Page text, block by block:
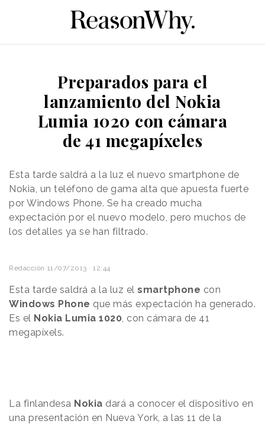
Preparados para el
lanzamiento del Nokia
Lumia 1020 con cámara
de 41 megapíxeles
Esta tarde saldrá a la luz el nuevo smartphone de
Nokia, un teléfono de gama alta que apuesta fuerte
por Windows Phone. Se ha creado mucha
expectación por el nuevo modelo, pero muchos de
los detalles ya se han filtrado.
Redacción 11/07/2013 · 12:44
Esta tarde saldrá a la luz el smartphone con
Windows Phone que más expectación ha generado.
Es el Nokia Lumia 1020 , con cámara de 41
megapíxels.
La finlandesa Nokia dará a conocer el dispositivo en
una presentación en Nueva York, a las 11 de la